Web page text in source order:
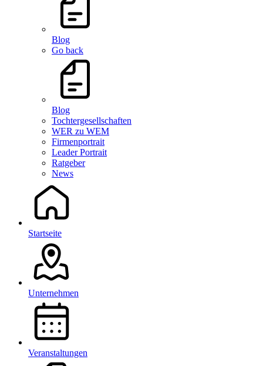
Blog
Go back
Blog
Tochtergesellschaften
WER zu WEM
Firmenportrait
Leader Portrait
Ratgeber
News
Startseite
Unternehmen
Veranstaltungen